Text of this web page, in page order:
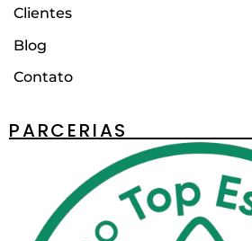
Clientes
Blog
Contato
PARCERIAS________